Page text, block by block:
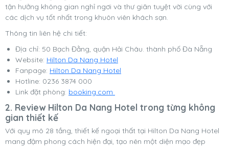
tận hưởng không gian nghỉ ngơi và thư giãn tuyệt vời cùng với
các dịch vụ tốt nhất trong khuôn viên khách sạn.
Thông tin liên hệ chi tiết:
Địa chỉ: 50 Bạch Đằng, quận Hải Châu. thành phố Đà Nẵng
Website: Hilton Da Nang Hotel
Fanpage: Hilton Da Nang Hotel
Hotline: 0236 3874 000
Link đặt phòng: booking.com
2. Review Hilton Da Nang Hotel trong từng không
gian thiết kế
Với quy mô 28 tầng, thiết kế ngoại thất tại Hilton Da Nang Hotel
mang đậm phong cách hiện đại, tạo nên một diện mạo đẹp